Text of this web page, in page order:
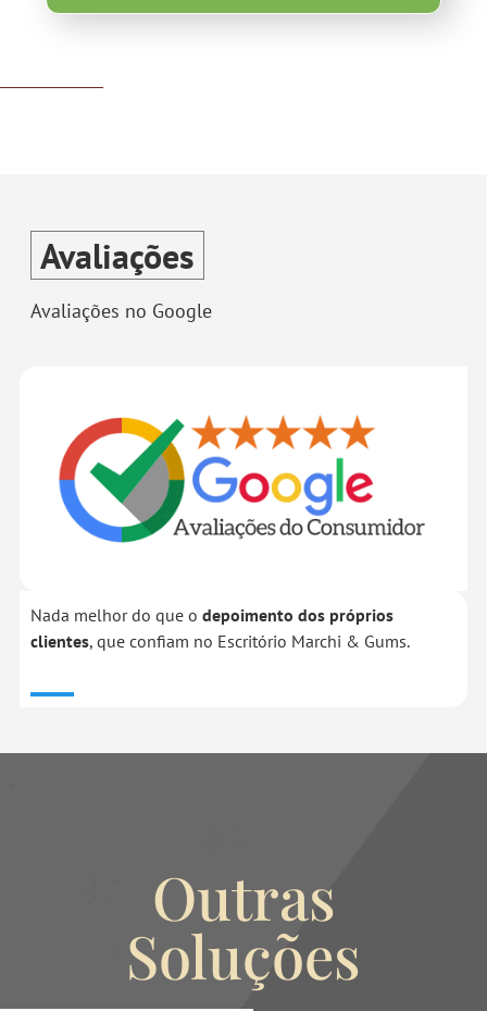
Avaliações
Avaliações no Google
Nada melhor do que o depoimento dos próprios
clientes, que confiam no Escritório Marchi & Gums.
Outras
Soluções